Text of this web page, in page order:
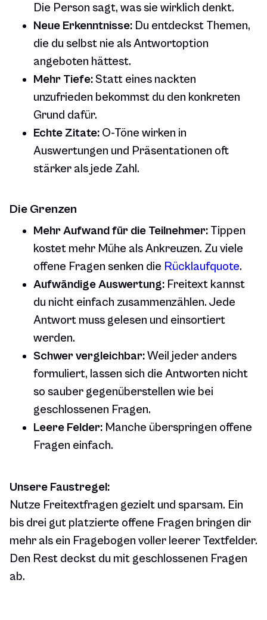
Die Person sagt, was sie wirklich denkt.
Neue Erkenntnisse: Du entdeckst Themen,
die du selbst nie als Antwortoption
angeboten hättest.
Mehr Tiefe:Statt eines nackten
unzufrieden bekommst du den konkreten
Grund dafür.
Echte Zitate: O-Töne wirken in
Auswertungen und Präsentationen oft
stärker als jede Zahl.
Die Grenzen
Mehr Aufwand für die Teilnehmer: Tippen
kostet mehr Mühe als Ankreuzen. Zu viele
offene Fragen senken die Rücklaufquote.
Aufwändige Auswertung: Freitext kannst
du nicht einfach zusammenzählen. Jede
Antwort muss gelesen und einsortiert
werden.
Schwer vergleichbar:Weil jeder anders
formuliert, lassen sich die Antworten nicht
so sauber gegenüberstellen wie bei
geschlossenen Fragen.
Leere Felder: Manche überspringen offene
Fragen einfach.
Unsere Faustregel:
Nutze Freitextfragen gezielt und sparsam. Ein
bis drei gut platzierte offene Fragen bringen dir
mehr als ein Fragebogen voller leerer Textfelder.
Den Rest deckst du mit geschlossenen Fragen
ab.